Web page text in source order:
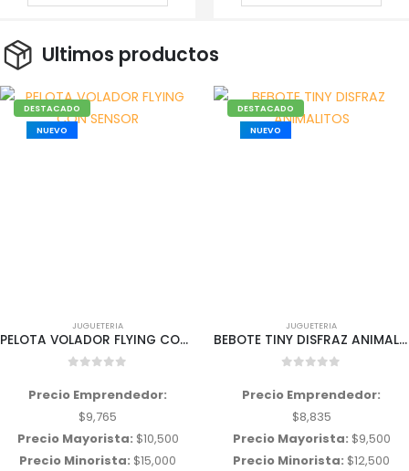
Ultimos productos
DESTACADO
NUEVO
JUGUETERIA
PELOTA VOLADOR FLYING CON SENSOR
Precio Emprendedor:
$9,765
Precio Mayorista: $10,500
Precio Minorista: $15,000
DESTACADO
NUEVO
JUGUETERIA
BEBOTE TINY DISFRAZ ANIMALITOS
Precio Emprendedor:
$8,835
Precio Mayorista: $9,500
Precio Minorista: $12,500